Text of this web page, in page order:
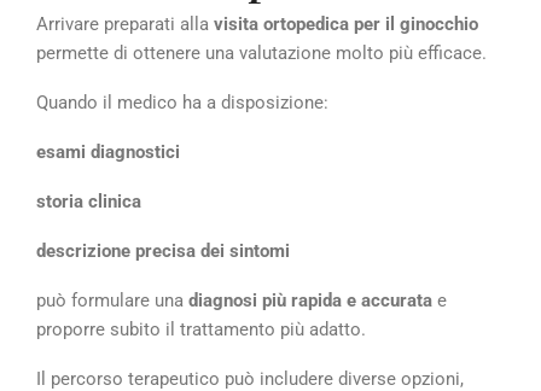
Arrivare preparati alla visita ortopedica per il ginocchio
permette di ottenere una valutazione molto più efficace.
Quando il medico ha a disposizione:
esami diagnostici
storia clinica
descrizione precisa dei sintomi
può formulare una diagnosi più rapida e accurata e
proporre subito il trattamento più adatto.
Il percorso terapeutico può includere diverse opzioni,